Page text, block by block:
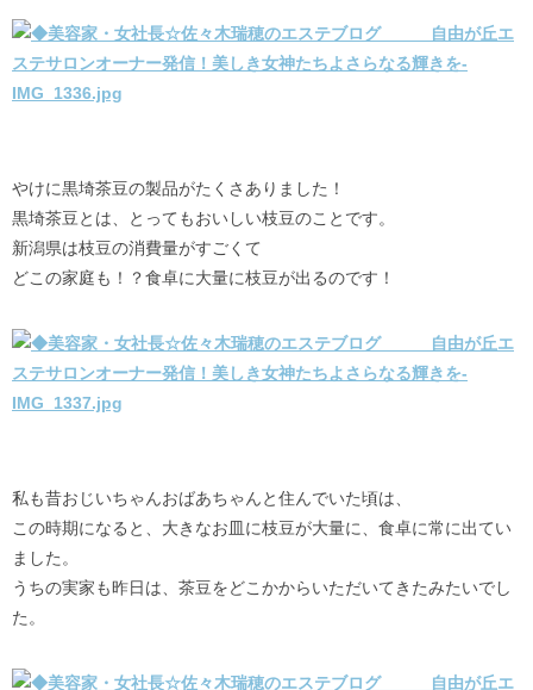
やけに黒埼茶豆の製品がたくさありました！
黒埼茶豆とは、とってもおいしい枝豆のことです。
新潟県は枝豆の消費量がすごくて
どこの家庭も！？食卓に大量に枝豆が出るのです！
私も昔おじいちゃんおばあちゃんと住んでいた頃は、
この時期になると、大きなお皿に枝豆が大量に、食卓に常に出てい
ました。
うちの実家も昨日は、茶豆をどこかからいただいてきたみたいでし
た。